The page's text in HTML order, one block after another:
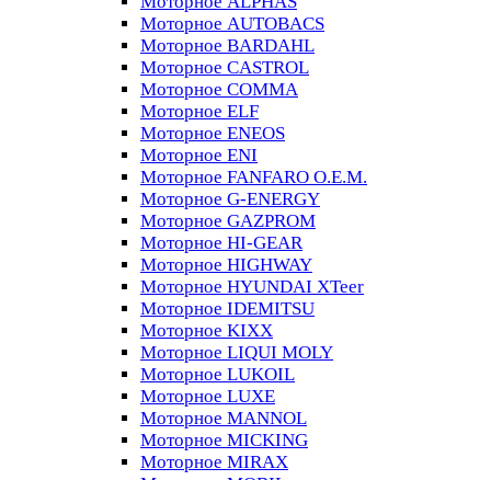
Моторное AUTOBACS
Моторное BARDAHL
Моторное CASTROL
Моторное COMMA
Моторное ELF
Моторное ENEOS
Моторное ENI
Моторное FANFARO O.E.M.
Моторное G-ENERGY
Моторное GAZPROM
Моторное HI-GEAR
Моторное HIGHWAY
Моторное HYUNDAI XTeer
Моторное IDEMITSU
Моторное KIXX
Моторное LIQUI MOLY
Моторное LUKOIL
Моторное LUXE
Моторное MANNOL
Моторное MICKING
Моторное MIRAX